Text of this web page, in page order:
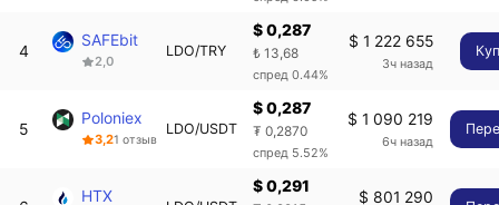
4
SAFEbit
2,0
LDO/TRY
$ 0,287
₺ 13,68
спред 0.44%
$ 1 222 655
3ч назад
5
Poloniex
3,21 отзыв
LDO/USDT
$ 0,287
₮ 0,2870
спред 5.52%
$ 1 090 219
6ч назад
HTX
$ 0,291
$ 801 290